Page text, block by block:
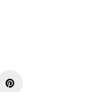
Pinterest